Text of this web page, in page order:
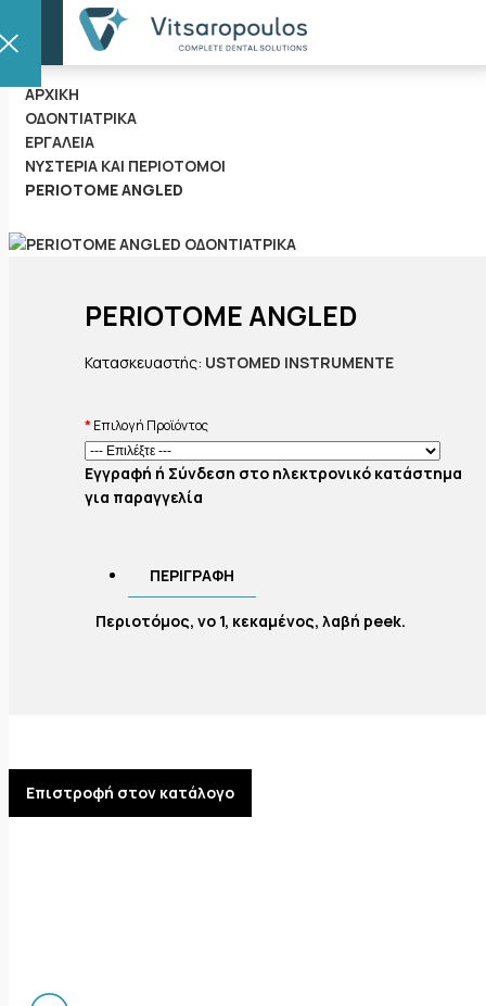
ΑΡΧΙΚΉ
ΟΔΟΝΤΙΑΤΡΙΚΑ
ΕΡΓΑΛΕΙΑ
ΝΥΣΤΈΡΙΑ ΚΑΙ ΠΕΡΙΟΤΌΜΟΙ
PERIOTOME ANGLED
PERIOTOME ANGLED
Κατασκευαστής: USTOMED INSTRUMENTE
Επιλογή Προϊόντος
Εγγραφή ή Σύνδεση στο ηλεκτρονικό κατάστημα
για παραγγελία
ΠΕΡΙΓΡΑΦΉ
Περιοτόμος, νο 1, κεκαμένος, λαβή peek.
Επιστροφή στον κατάλογο